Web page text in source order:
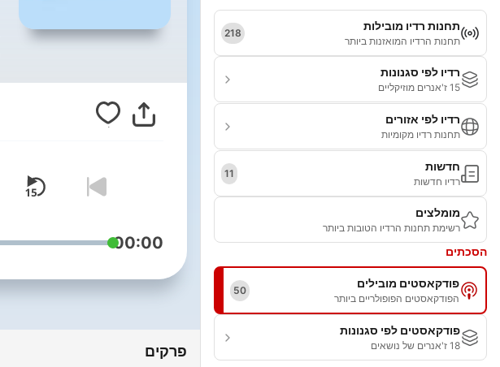
תחנות רדיו מובילות
תחנות הרדיו המואזנות ביותר
218
רדיו לפי סגנונות
15 ז'אנרים מוזיקליים
רדיו לפי אזורים
תחנות רדיו מקומיות
חדשות
רדיו חדשות
11
מומלצים
רשימת תחנות הרדיו הטובות ביותר
הסכתים
פודקאסטים מובילים
הפודקאסטים הפופולריים ביותר
50
פודקאסטים לפי סגנונות
18 ז'אנרים של נושאים
00:00
פרקים